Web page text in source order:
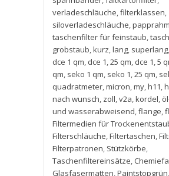
verladeschläuche,filterklassen,
siloverladeschläuche,
taschenfilter für feinstaub,
grobstaub,kurz,lang, superlang,
dce 1 qm, dce 1,25 qm, dce 1,5
qm, seko 1 qm, seko 1,25 qm,
quadratmeter,micron,my,h11,
nach wunsch, zoll,v2a,kordel,
und wasserabweisend,flange,
Filtermedien für
Filterschläuche,Filtertaschen,
Filterpatronen, Stützkörbe,
Taschenfiltereinsätze,
Glasfasermatten,Paintstopgrün,